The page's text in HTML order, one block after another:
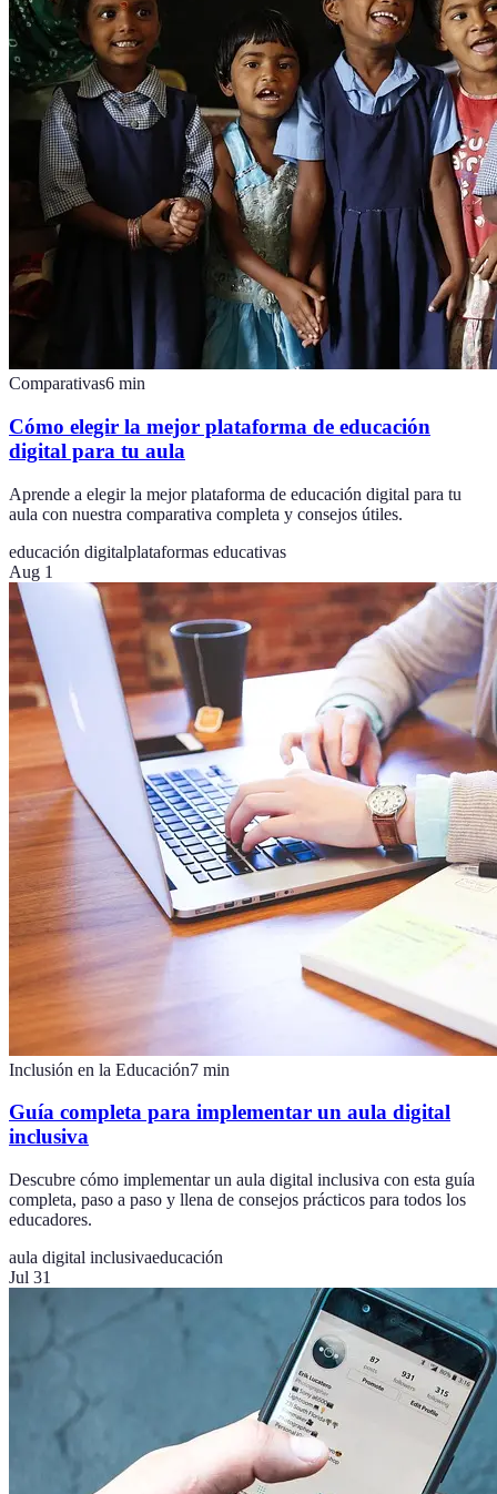
Comparativas6 min
Cómo elegir la mejor plataforma de educación
digital para tu aula
Aprende a elegir la mejor plataforma de educación digital para tu
aula con nuestra comparativa completa y consejos útiles.
educación digitalplataformas educativas
Aug 1
Inclusión en la Educación7 min
Guía completa para implementar un aula digital
inclusiva
Descubre cómo implementar un aula digital inclusiva con esta guía
completa, paso a paso y llena de consejos prácticos para todos los
educadores.
aula digital inclusivaeducación
Jul 31